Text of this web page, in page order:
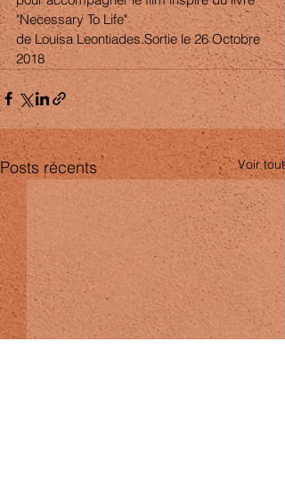
"Necessary To Life"
de Louisa Leontiades.Sortie le 26 Octobre
2018
Posts récents Voir tout